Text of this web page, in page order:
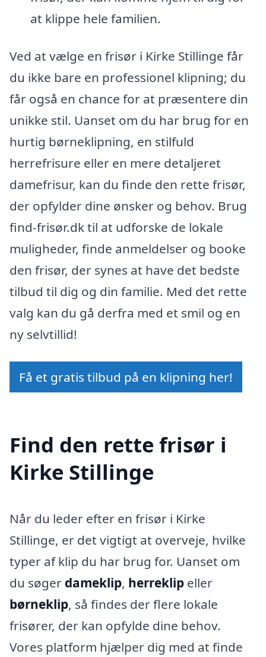
at klippe hele familien.
Ved at vælge en frisør i Kirke Stillinge får
du ikke bare en professionel klipning; du
får også en chance for at præsentere din
unikke stil. Uanset om du har brug for en
hurtig børneklipning, en stilfuld
herrefrisure eller en mere detaljeret
damefrisur, kan du finde den rette frisør,
der opfylder dine ønsker og behov. Brug
find-frisør.dk til at udforske de lokale
muligheder, finde anmeldelser og booke
den frisør, der synes at have det bedste
tilbud til dig og din familie. Med det rette
valg kan du gå derfra med et smil og en
ny selvtillid!
Få et gratis tilbud på en klipning her!
Find den rette frisør i
Kirke Stillinge
Når du leder efter en frisør i Kirke
Stillinge, er det vigtigt at overveje, hvilke
typer af klip du har brug for. Uanset om
du søger dameklip, herreklip eller
børneklip, så findes der flere lokale
frisører, der kan opfylde dine behov.
Vores platform hjælper dig med at finde